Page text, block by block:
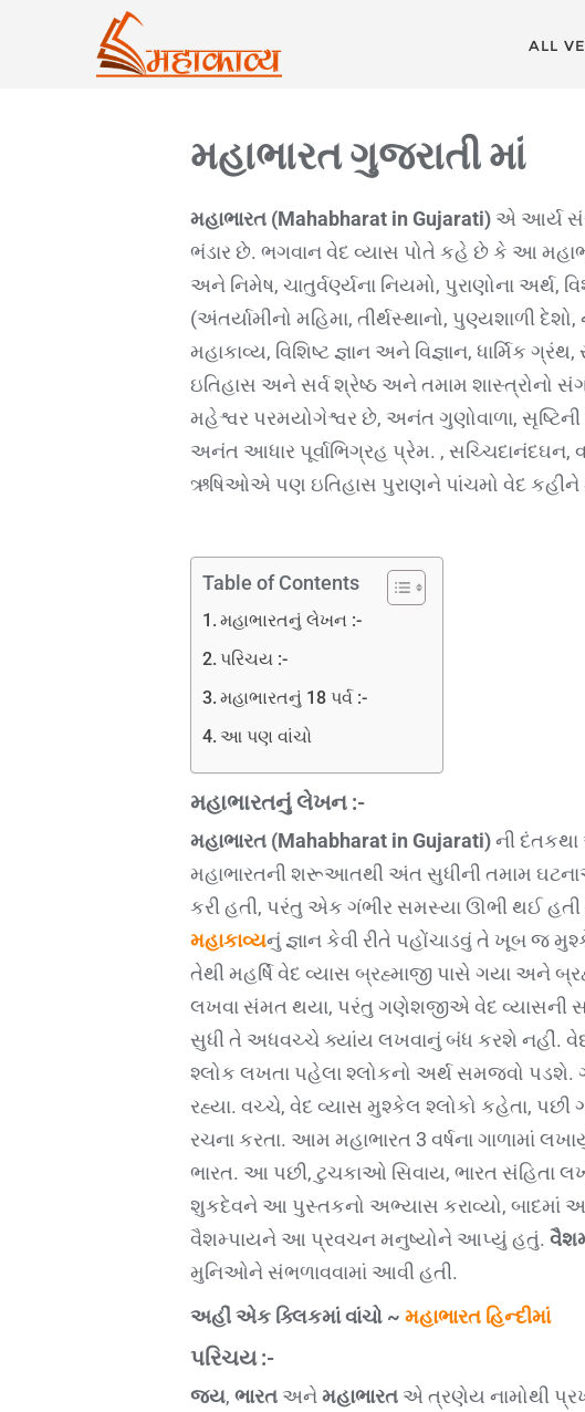
ALL
મહાભારત ગુજરાતી માં
મહાભારત (Mahabharat in Gujarati) એ આર્ય
ભંડાર છે. ભગવાન વેદ વ્યાસ પોતે કહે છે કે આ
અને નિમેષ, ચાતુર્વર્ણ્યના નિયમો, પુરાણોના અર્થ,
(અંતર્યામીનો મહિમા, તીર્થસ્થાનો, પુણ્યશાળી
મહાકાવ્ય, વિશિષ્ટ જ્ઞાન અને વિજ્ઞાન, ધાર્મિક
ઇતિહાસ અને સર્વ શ્રેષ્ઠ અને તમામ શાસ્ત્રોનો
મહેશ્વર પરમયોગેશ્વર છે, અનંત ગુણોવાળા,
અનંત આધાર પૂર્વાભિગ્રહ પ્રેમ. , સચ્ચિદાનંદઘન,
ઋષિઓએ પણ ઇતિહાસ પુરાણને પાંચમો વેદ કહીને
Table of Contents
મહાભારતનું લેખન :-
પરિચય :-
મહાભારતનું 18 પર્વ :-
આ પણ વાંચો
મહાભારતનું લેખન :-
મહાભારત (Mahabharat in Gujarati)ની દંતકથા
મહાભારતની શરૂઆતથી અંત સુધીની તમામ
કરી હતી, પરંતુ એક ગંભીર સમસ્યા ઊભી થઈ
મહાકાવ્યનું જ્ઞાન કેવી રીતે પહોંચાડવું તે ખૂબ જ
તેથી મહર્ષિ વેદ વ્યાસ બ્રહ્માજી પાસે ગયા અને
લખવા સંમત થયા, પરંતુ ગણેશજીએ વેદ વ્યાસની
સુધી તે અધવચ્ચે ક્યાંય લખવાનું બંધ કરશે નહીં.
શ્લોક લખતા પહેલા શ્લોકનો અર્થ સમજવો
રહ્યા. વચ્ચે, વેદ વ્યાસ મુશ્કેલ શ્લોકો કહેતા,
રચના કરતા. આમ મહાભારત 3 વર્ષના ગાળામાં
ભારત. આ પછી, ટુચકાઓ સિવાય, ભારત સંહિતા
શુકદેવને આ પુસ્તકનો અભ્યાસ કરાવ્યો, બાદમાં
વૈશમ્પાયને આ પ્રવચન મનુષ્યોને આપ્યું હતું.
મુનિઓને સંભળાવવામાં આવી હતી.
અહીં એક ક્લિકમાં વાંચો ~ મહાભારત હિન્દીમાં
પરિચય :-
જય, ભારત અનેમહાભારત એ ત્રણેય નામોથી